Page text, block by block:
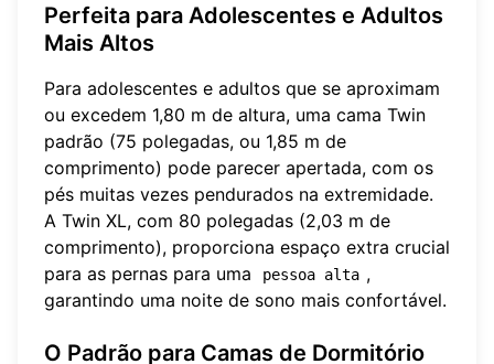
Perfeita para Adolescentes e Adultos
Mais Altos
Para adolescentes e adultos que se aproximam
ou excedem 1,80 m de altura, uma cama Twin
padrão (75 polegadas, ou 1,85 m de
comprimento) pode parecer apertada, com os
pés muitas vezes pendurados na extremidade.
A Twin XL, com 80 polegadas (2,03 m de
comprimento), proporciona espaço extra crucial
para as pernas para uma
pessoa alta ,
garantindo uma noite de sono mais confortável.
O Padrão para Camas de Dormitório